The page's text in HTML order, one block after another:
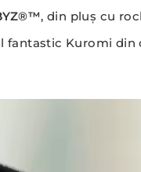
, din pluș cu
Kuromi